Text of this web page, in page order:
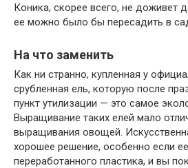
Коника, скорее всего, не доживет
ее можно было бы пересадить в
На что заменить
Как ни странно, купленная у
срубленная ель, которую после
пункт утилизации — это самое
Выращивание таких елей мало
выращивания овощей.
хорошее решение, особенно если
переработанного пластика, и вы